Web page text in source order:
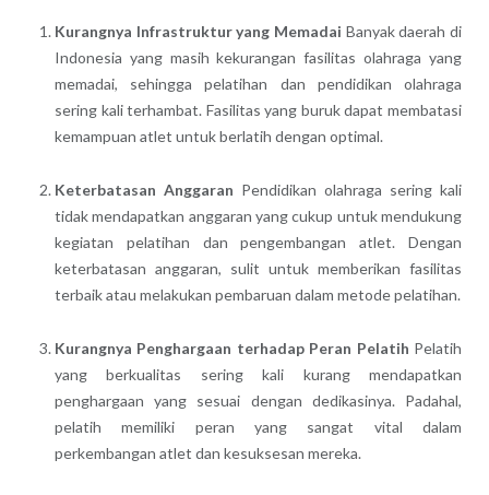
Kurangnya Infrastruktur yang Memadai Banyak daerah di
Indonesia yang masih kekurangan fasilitas olahraga yang
memadai, sehingga pelatihan dan pendidikan olahraga
sering kali terhambat. Fasilitas yang buruk dapat membatasi
kemampuan atlet untuk berlatih dengan optimal.
Keterbatasan Anggaran Pendidikan olahraga sering kali
tidak mendapatkan anggaran yang cukup untuk mendukung
kegiatan pelatihan dan pengembangan atlet. Dengan
keterbatasan anggaran, sulit untuk memberikan fasilitas
terbaik atau melakukan pembaruan dalam metode pelatihan.
Kurangnya Penghargaan terhadap Peran Pelatih Pelatih
yang berkualitas sering kali kurang mendapatkan
penghargaan yang sesuai dengan dedikasinya. Padahal,
pelatih memiliki peran yang sangat vital dalam
perkembangan atlet dan kesuksesan mereka.